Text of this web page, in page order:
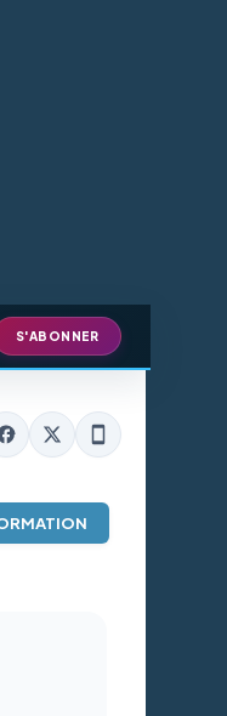
S'ABONNER